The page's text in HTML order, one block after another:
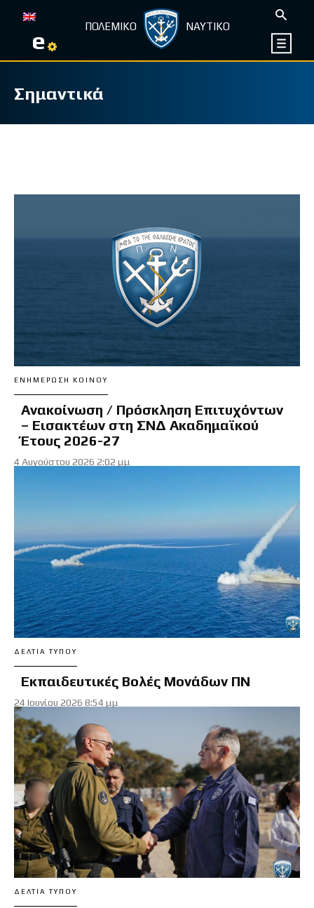
e ΠΟΛΕΜΙΚΟ ΝΑΥΤΙΚΟ
Σημαντικά
ΕΝΗΜΈΡΩΣΗ ΚΟΙΝΟΎ
Ανακοίνωση / Πρόσκληση Επιτυχόντων
– Εισακτέων στη ΣΝΔ Ακαδημαϊκού
Έτους 2026-27
4 Αυγούστου 2026 2:02 μμ
ΔΕΛΤΊΑ ΤΎΠΟΥ
Εκπαιδευτικές Βολές Μονάδων ΠΝ
24 Ιουνίου 2026 8:54 μμ
ΔΕΛΤΊΑ ΤΎΠΟΥ